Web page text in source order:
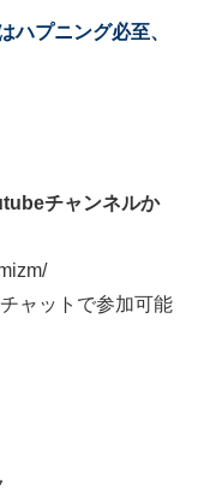
ハプニング必至、
チャンネルか
ャットで参加可能